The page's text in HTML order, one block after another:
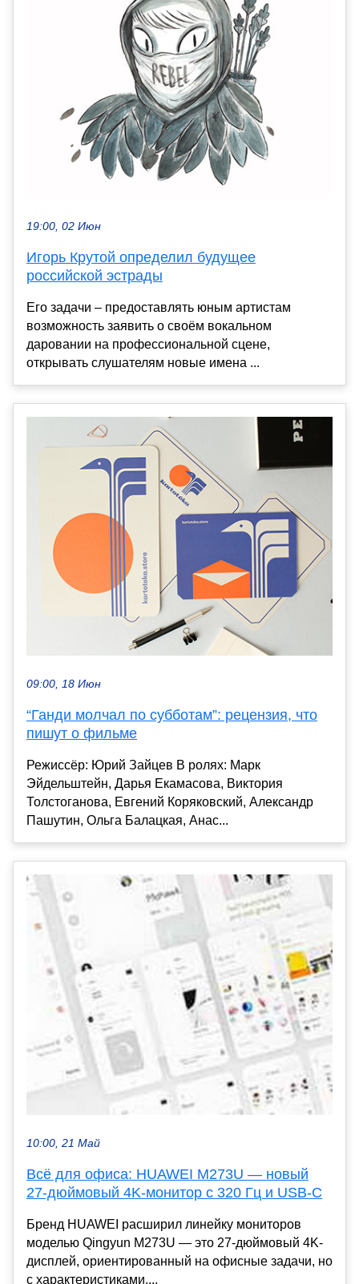
19:00, 02 Июн
Игорь Крутой определил будущее
российской эстрады
Его задачи – предоставлять юным артистам
возможность заявить о своём вокальном
даровании на профессиональной сцене,
открывать слушателям новые имена ...
09:00, 18 Июн
“Ганди молчал по субботам”: рецензия, что
пишут о фильме
Режиссёр: Юрий Зайцев В ролях: Марк
Эйдельштейн, Дарья Екамасова, Виктория
Толстоганова, Евгений Коряковский, Александр
Пашутин, Ольга Балацкая, Анас...
10:00, 21 Май
Всё для офиса: HUAWEI M273U — новый
27-дюймовый 4K-монитор с 320 Гц и USB-C
Бренд HUAWEI расширил линейку мониторов
моделью Qingyun M273U — это 27-дюймовый 4K-
дисплей, ориентированный на офисные задачи, но
с характеристиками,...